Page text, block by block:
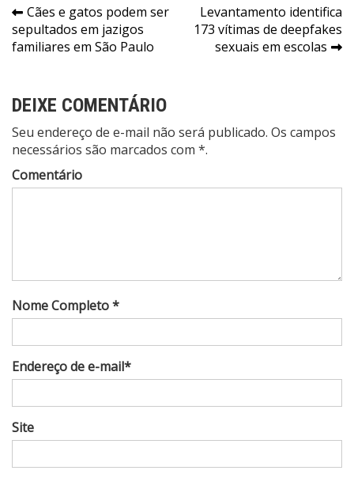
Navegação
de
Cães e gatos podem ser
sepultados em jazigos
familiares em São Paulo
Levantamento identifica
173 vítimas de deepfakes
sexuais em escolas
DEIXE COMENTÁRIO
Seu endereço de e-mail não será publicado. Os campos
necessários são marcados com *.
Comentário
Nome Completo *
Endereço de e-mail*
Site